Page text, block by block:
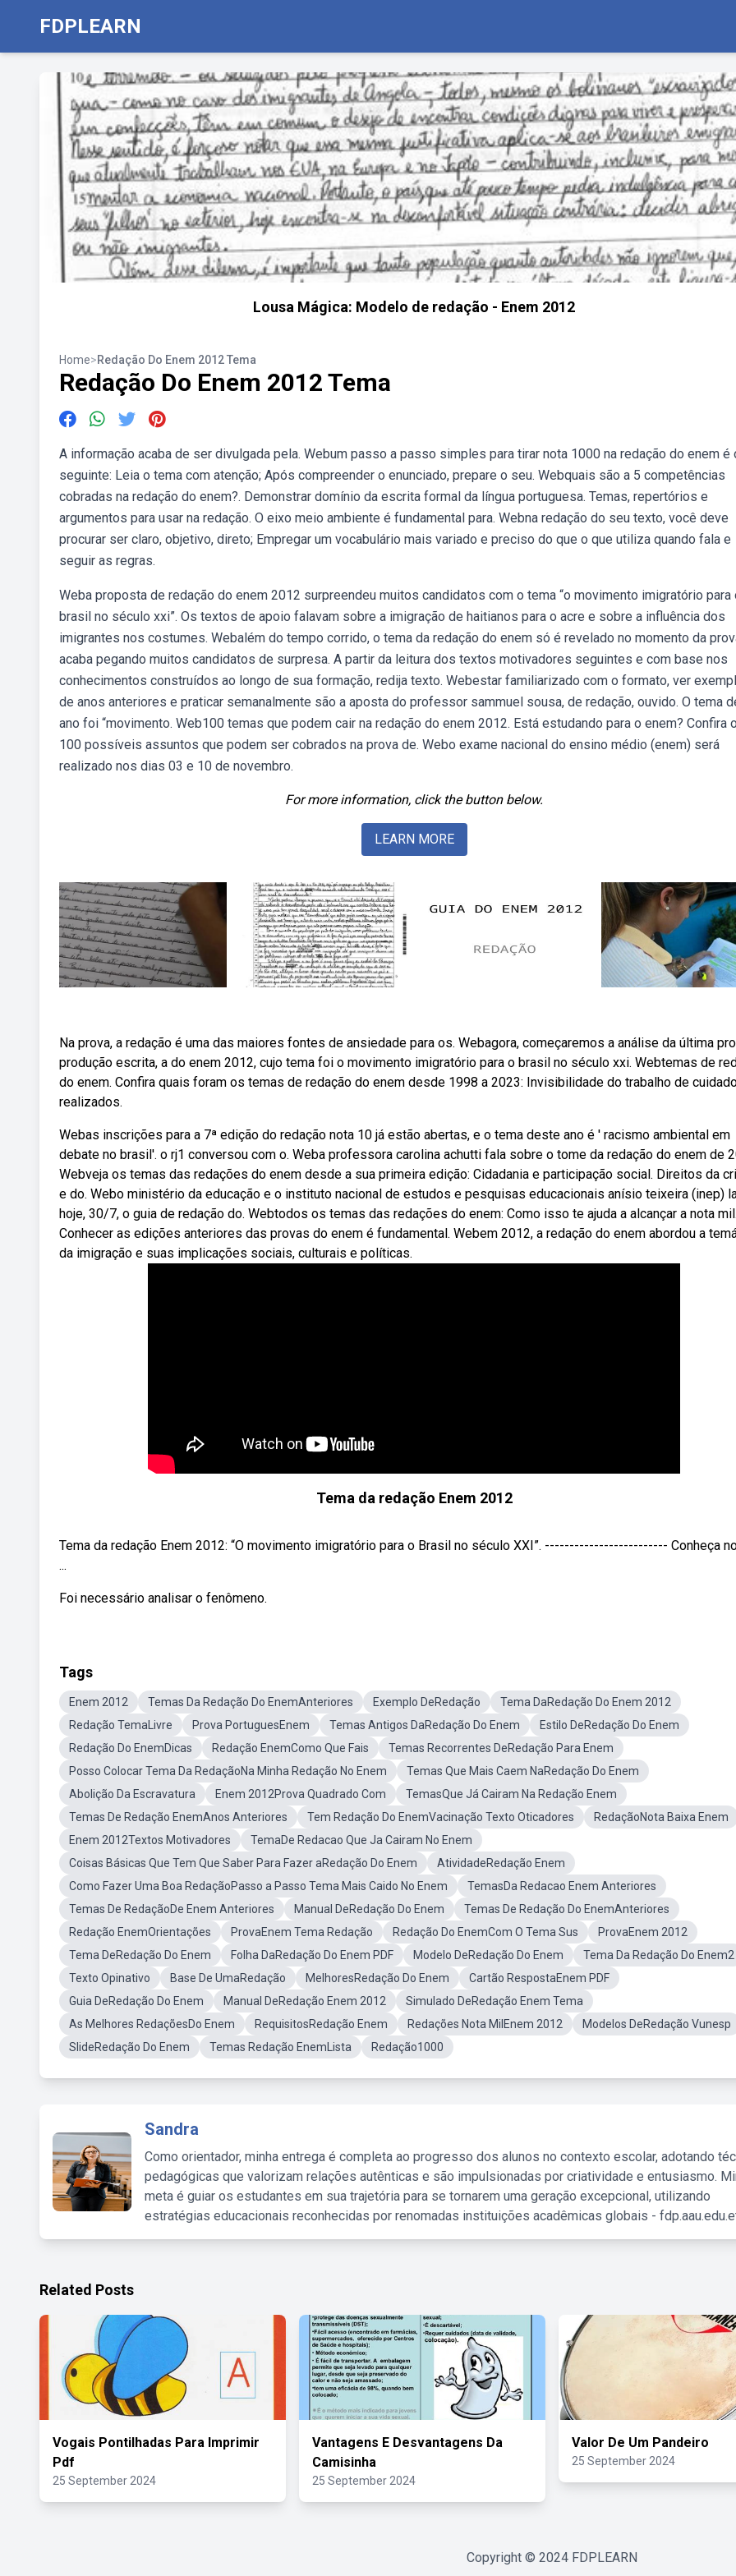
FDPLEARN
Lousa Mágica: Modelo de redação - Enem 2012
Home>Redação Do Enem 2012 Tema
Redação Do Enem 2012 Tema
A informação acaba de ser divulgada pela. Webum passo a passo simples para tirar nota 1000 na redação do enem é
seguinte: Leia o tema com atenção; Após compreender o enunciado, prepare o seu. Webquais são a 5 competências
cobradas na redação do enem?. Demonstrar domínio da escrita formal da língua portuguesa. Temas, repertórios e
argumentos para usar na redação. O eixo meio ambiente é fundamental para. Webna redação do seu texto, você deve
procurar ser claro, objetivo, direto; Empregar um vocabulário mais variado e preciso do que o que utiliza quando fala e
seguir as regras.
Weba proposta de redação do enem 2012 surpreendeu muitos candidatos com o tema “o movimento imigratório para
brasil no século xxi”. Os textos de apoio falavam sobre a imigração de haitianos para o acre e sobre a influência dos
imigrantes nos costumes. Webalém do tempo corrido, o tema da redação do enem só é revelado no momento da
acaba pegando muitos candidatos de surpresa. A partir da leitura dos textos motivadores seguintes e com base nos
conhecimentos construídos ao longo de sua formação, redija texto. Webestar familiarizado com o formato, ver
de anos anteriores e praticar semanalmente são a aposta do professor sammuel sousa, de redação, ouvido. O tema
ano foi “movimento. Web100 temas que podem cair na redação do enem 2012. Está estudando para o enem? Confira
100 possíveis assuntos que podem ser cobrados na prova de. Webo exame nacional do ensino médio (enem) será
realizado nos dias 03 e 10 de novembro.
For more information, click the button below.
LEARN MORE
Na prova, a redação é uma das maiores fontes de ansiedade para os. Webagora, começaremos a análise da última
produção escrita, a do enem 2012, cujo tema foi o movimento imigratório para o brasil no século xxi. Webtemas de
do enem. Confira quais foram os temas de redação do enem desde 1998 a 2023: Invisibilidade do trabalho de
realizados.
Webas inscrições para a 7ª edição do redação nota 10 já estão abertas, e o tema deste ano é ' racismo ambiental em
debate no brasil'. o rj1 conversou com o. Weba professora carolina achutti fala sobre o tome da redação do enem de
Webveja os temas das redações do enem desde a sua primeira edição: Cidadania e participação social. Direitos da
e do. Webo ministério da educação e o instituto nacional de estudos e pesquisas educacionais anísio teixeira (inep)
hoje, 30/7, o guia de redação do. Webtodos os temas das redações do enem: Como isso te ajuda a alcançar a nota mil.
Conhecer as edições anteriores das provas do enem é fundamental. Webem 2012, a redação do enem abordou a
da imigração e suas implicações sociais, culturais e políticas.
Tema da redação Enem 2012
Tema da redação Enem 2012: “O movimento imigratório para o Brasil no século XXI”. ------------------------- Conheça
...
Foi necessário analisar o fenômeno.
Tags
Enem 2012 Temas Da Redação Do EnemAnteriores Exemplo DeRedação
Tema DaRedação Do Enem 2012
Redação TemaLivre
Prova PortuguesEnem Temas Antigos DaRedação Do Enem
Estilo DeRedação Do Enem
Redação Do EnemDicas
Redação EnemComo Que Fais
Temas Recorrentes DeRedação Para Enem
Posso Colocar Tema Da RedaçãoNa Minha Redação No Enem
Temas Que Mais Caem NaRedação Do Enem
Abolição Da Escravatura
Enem 2012Prova Quadrado Com
TemasQue Já Cairam Na Redação Enem
Temas De Redação EnemAnos Anteriores
Tem Redação Do EnemVacinação Texto Oticadores
RedaçãoNota Baixa Enem
Enem 2012Textos Motivadores
TemaDe Redacao Que Ja Cairam No Enem
Coisas Básicas Que Tem Que Saber Para Fazer aRedação Do Enem
AtividadeRedação Enem
Como Fazer Uma Boa RedaçãoPasso a Passo Tema Mais Caido No Enem
TemasDa Redacao Enem Anteriores
Temas De RedaçãoDe Enem Anteriores
Manual DeRedação Do Enem
Temas De Redação Do EnemAnteriores
Redação EnemOrientações
ProvaEnem Tema Redação Redação Do EnemCom O Tema Sus
ProvaEnem 2012
Tema DeRedação Do Enem
Folha DaRedação Do Enem PDF Modelo DeRedação Do Enem
Tema Da Redação Do Enem2
Texto Opinativo
Base De UmaRedação MelhoresRedação Do Enem
Cartão RespostaEnem PDF
Guia DeRedação Do Enem
Manual DeRedação Enem 2012
Simulado DeRedação Enem Tema
As Melhores RedaçõesDo Enem
RequisitosRedação Enem Redações Nota MilEnem 2012
Modelos DeRedação Vunesp
SlideRedação Do Enem
Temas Redação EnemLista Redação1000
Sandra
Como orientador, minha entrega é completa ao progresso dos alunos no contexto escolar, adotando
pedagógicas que valorizam relações autênticas e são impulsionadas por criatividade e entusiasmo.
meta é guiar os estudantes em sua trajetória para se tornarem uma geração excepcional, utilizando
estratégias educacionais reconhecidas por renomadas instituições acadêmicas globais -
Related Posts
Vogais Pontilhadas Para Imprimir
Pdf
25 September 2024
Vantagens E Desvantagens Da
Camisinha
25 September 2024
Valor De Um Pandeiro
25 September 2024
Copyright © 2024 FDPLEARN